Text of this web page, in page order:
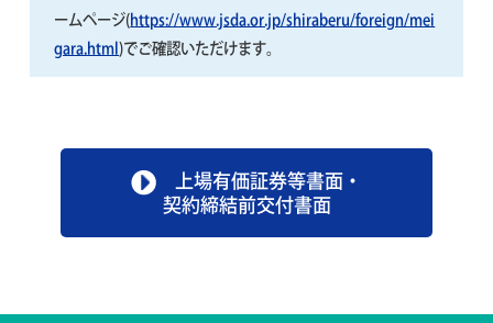
ームページ(https://www.jsda.or.jp/shiraberu/foreign/mei
gara.html)でご確認いただけます。
上場有価証券等書面・
契約締結前交付書面